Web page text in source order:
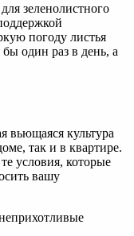
зеленолистного
погоду листья
один раз в день, а
вьющаяся культура
так и в квартире.
условия, которые
вашу